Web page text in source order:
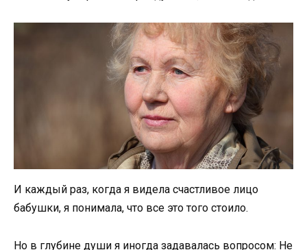
И каждый раз, когда я видела счастливое лицо
бабушки, я понимала, что все это того стоило.
Но в глубине души я иногда задавалась вопросом: Не